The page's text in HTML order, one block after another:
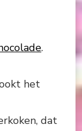
.
het
dat